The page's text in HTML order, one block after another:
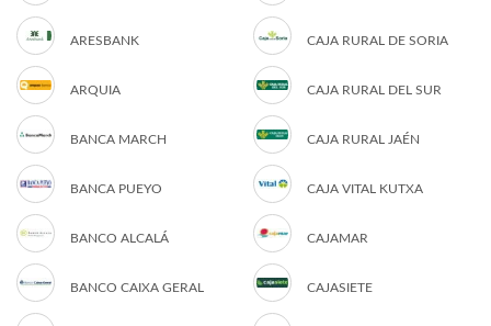
ARESBANK
ARQUIA
BANCA MARCH
BANCA PUEYO
BANCO ALCALÁ
BANCO CAIXA GERAL
CAJA RURAL DE SORIA
CAJA RURAL DEL SUR
CAJA RURAL JAÉN
CAJA VITAL KUTXA
CAJAMAR
CAJASIETE